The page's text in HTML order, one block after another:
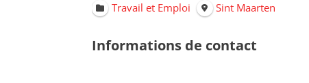
Travail et Emploi Sint Maarten
Informations de contact